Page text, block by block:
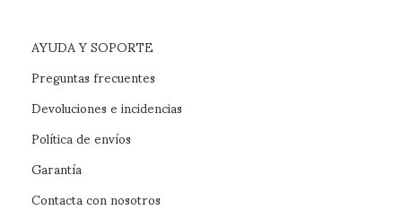
AYUDA Y SOPORTE
Preguntas frecuentes
Devoluciones e incidencias
Política de envíos
Garantía
Contacta con nosotros